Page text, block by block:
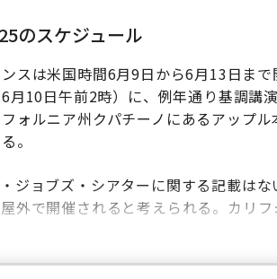
のスケジュール
スは米国時間6月9日から6月13日ま
6月10日午前2時）に、例年通り基調講
ォルニア州クパチーノにあるアップ
。
ジョブズ・シアターに関する記載は
外で開催されると考えられる。カリ